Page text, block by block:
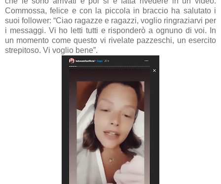
Commossa, felice e con la piccola in braccio ha salutato i
suoi follower: “Ciao ragazze e ragazzi, voglio ringraziarvi per
i messaggi. Vi ho letti tutti e risponderò a ognuno di voi. In
un momento come questo vi rivelate pazzeschi, un esercito
strepitoso. Vi voglio bene”.